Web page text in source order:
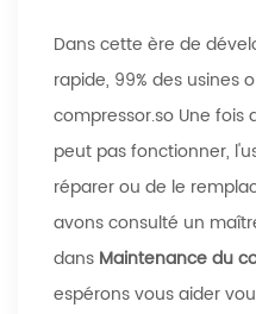
Dans cette ère de
rapide, 99% des usines
compressor.so Une fois
peut pas fonctionner,
réparer ou de le
avons consulté un
dans Maintenance du
espérons vous aider